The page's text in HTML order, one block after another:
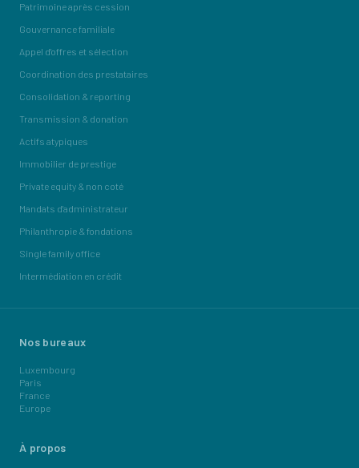
Patrimoine après cession
Gouvernance familiale
Appel d'offres et sélection
Coordination des prestataires
Consolidation & reporting
Transmission & donation
Actifs atypiques
Immobilier de prestige
Private equity & non coté
Mandats d'administrateur
Philanthropie & fondations
Single family office
Intermédiation en crédit
Nos bureaux
Luxembourg
Paris
France
Europe
À propos